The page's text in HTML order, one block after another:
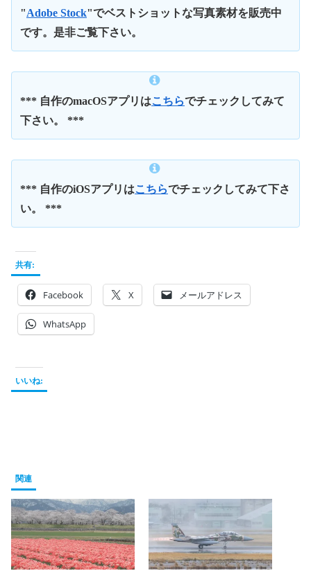
"Adobe Stock"でベストショットな写真素材を販売中
です。是非ご覧下さい。
*** 自作のmacOSアプリはこちらでチェックしてみて
下さい。 ***
*** 自作のiOSアプリはこちらでチェックしてみて下さ
い。 ***
共有:
Facebook X メールアドレス
WhatsApp
いいね:
関連